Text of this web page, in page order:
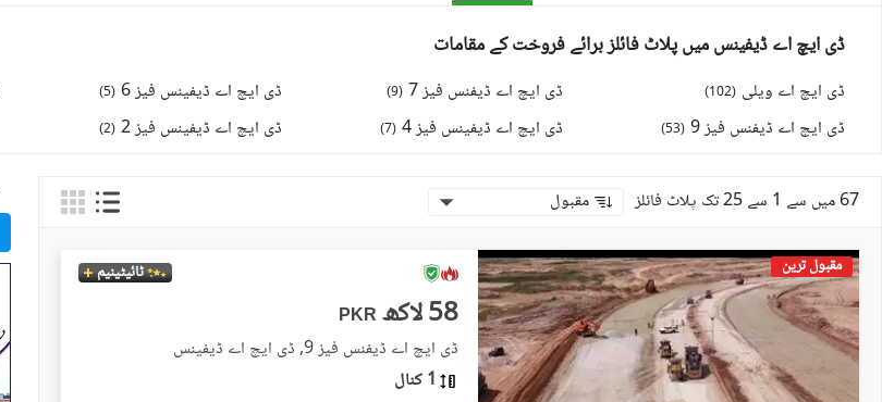
ڈی ایچ اے ڈیفینس میں پلاٹ فائلز برائے فروخت کے مقامات
ڈی ایچ اے ویلی (
102
)
ڈی ایچ اے ڈیفنس فیز 9 (
53
)
ڈی ایچ اے ڈیفنس فیز 7 (
9
)
ڈی ایچ اے ڈیفینس فیز 4 (
7
)
ڈی ایچ اے ڈیفینس فیز 6 (
5
)
ڈی ایچ اے ڈیفینس فیز 2 (
2
)
67 میں سے 1 سے 25 تک پلاٹ فائلز مقبول
مقبول ترین ٹائیٹینیم
PKR 58 لاکھ
ڈی ایچ اے ڈیفنس فیز 9, ڈی ایچ اے ڈیفینس
1 کنال